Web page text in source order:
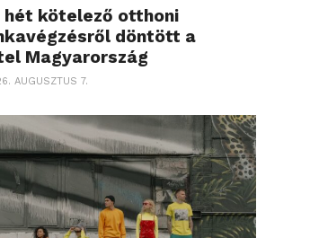
hét kötelező otthoni
döntött a
Magyarország
AUGUSZTUS 7.